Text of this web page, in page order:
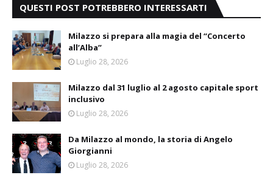
QUESTI POST POTREBBERO INTERESSARTI
Milazzo si prepara alla magia del “Concerto
all’Alba”
Luglio 28, 2026
Milazzo dal 31 luglio al 2 agosto capitale sport
inclusivo
Luglio 28, 2026
Da Milazzo al mondo, la storia di Angelo
Giorgianni
Luglio 28, 2026